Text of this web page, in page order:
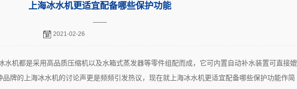
上海冰水机更适宜配备哪些保护功能
——
2021-02-26
水机都是采用高品质压缩机以及水箱式蒸发器等零件组配而成，它可内置自动补水装置可直接媲
牌的上海冰水机的讨论声更是频频引发热议，现在就上海冰水机更适宜配备哪些保护功能作简